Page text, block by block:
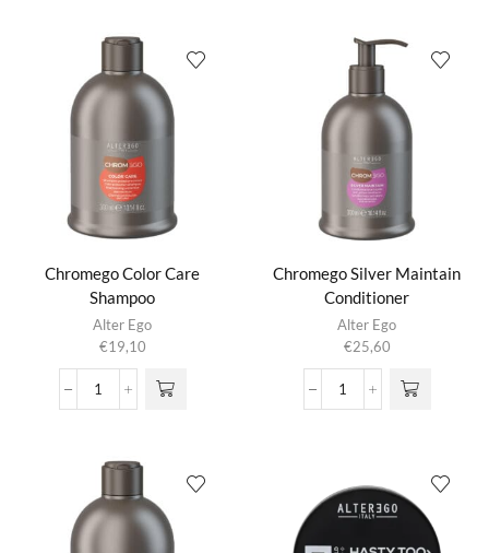
Conditioner
Conditioning
Chromego Color Care
Shampoo
Alter Ego
€19,10
Chromego
Shampoo
Chromego Silver Maintain
Conditioner
Alter Ego
€25,60
Chromego